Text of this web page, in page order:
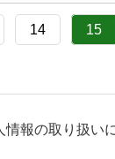
14 15
情報の取り扱い